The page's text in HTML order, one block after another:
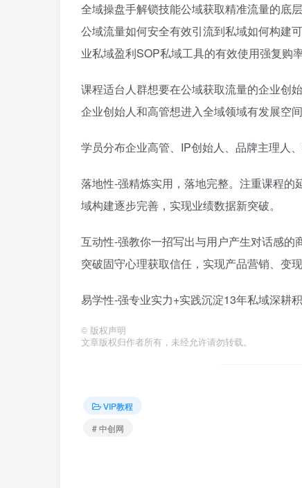
全域操盘手解锁技能公域获取精准流量的底
公域流量如何安全有效引流到私域如何构建
业私域盈利SOP私域工具的有效使用强复购
课程适台人群想要在公域获取流量的企业创
企业创始人和高管想进入全域领域有发展空
学员分布企业高管、IP创始人、品牌主理人
落地性-强精炼实用，落地完整。注重课程的
域构建逐步完善，实现业绩数据新突破。
互动性-强教你一招写出与用户产生对话感
突破固守心理获取信任，实现产品营销、变现
易学性-强专业实力+实践沉淀13年私域深耕
© 版权声明
文章版权归作者所有，未经允许请勿转载。
VIP教程
# 中创网